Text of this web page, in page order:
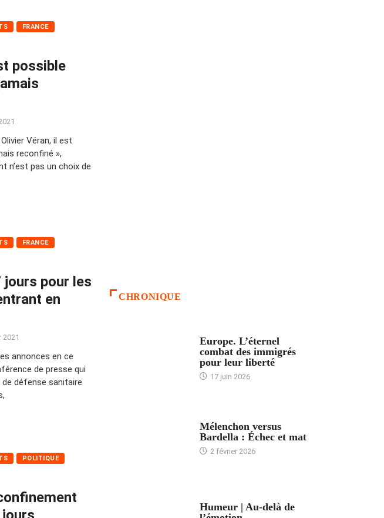
FRANCE
possible
Véran, il est
reconfiné »,
n’est pas un choix de
FRANCE
jours pour les
en
2021
annonces en ce
de presse qui
défense sanitaire
POLITIQUE
CHRONIQUE
Europe. L’éternel
combat des immigrés
pour leur liberté
17 juin 2026
Mélenchon versus
Bardella : Échec et mat
2 février 2026
Humeur | Au-delà de